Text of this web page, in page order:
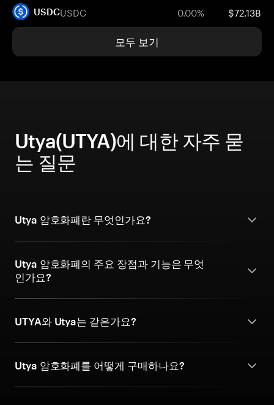
USDCUSDC 0.00% $72.13B
모두 보기
Utya(UTYA)에 대한 자주 묻
는 질문
Utya 암호화폐란 무엇인가요?
Utya 암호화폐의 주요 장점과 기능은 무엇
인가요?
UTYA와 Utya는 같은가요?
Utya 암호화폐를 어떻게 구매하나요?